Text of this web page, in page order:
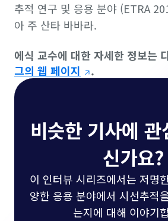
추적 연구 및 응용 분야 (ETRA
아 주 산타 바바라.
에식 교수에 대한 자세한 정보는
그의 웹 페이지
.
비슷한 기사에
신가요?
이 인터뷰 시리즈에서는 저명
양한 응용 분야에서 시선추적
는지에 대해 이야기